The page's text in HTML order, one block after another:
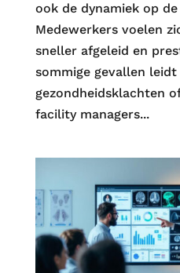
ook de dynamiek op
Medewerkers voelen
sneller afgeleid en
sommige gevallen
gezondheidsklachten
facility managers...